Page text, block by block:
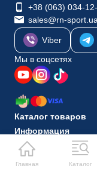
Главная Каталог
+38 (063) 034-
sales@rn-sport.ua
Viber
Мы в соцсетях
Каталог товаров
Информация
© 2010-2026 Интернет-